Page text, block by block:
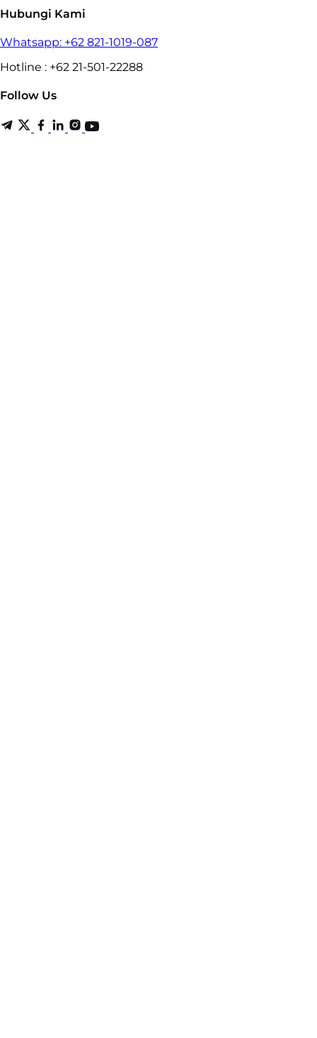
Hubungi Kami
Whatsapp: +62 821-1019-087
Hotline : +62 21-501-22288
Follow Us